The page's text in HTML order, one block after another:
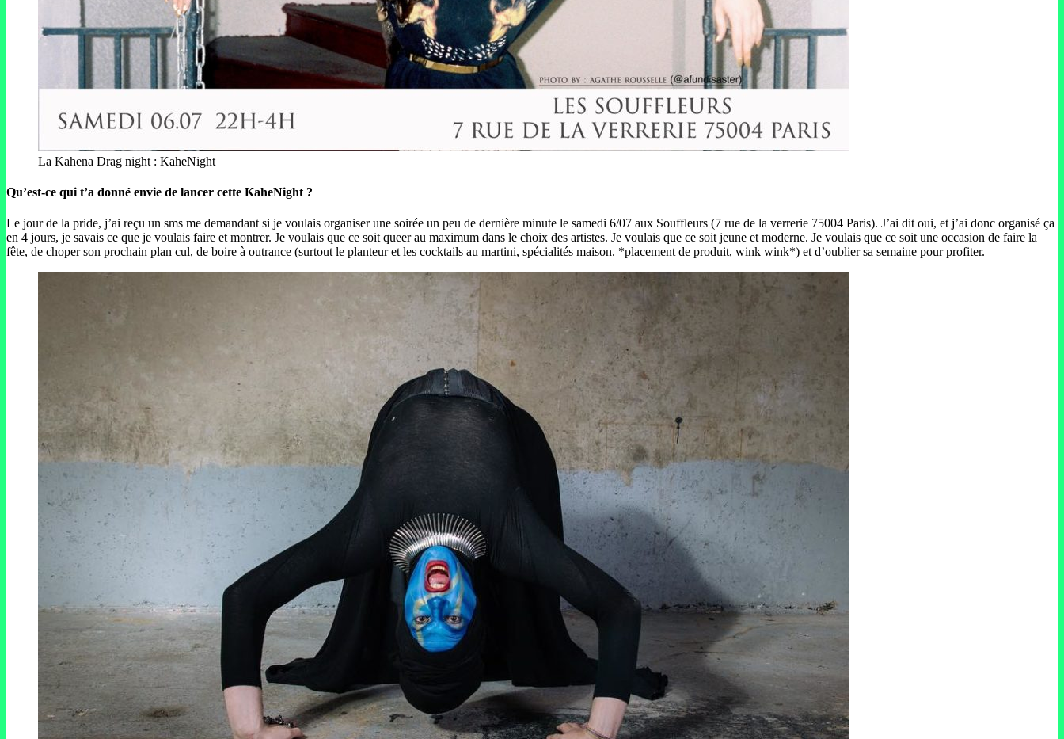
La Kahena Drag night : KaheNight
Qu’est-ce qui t’a donné envie de lancer cette KaheNight ?
Le jour de la pride, j’ai reçu un sms me demandant si je voulais organiser une soirée un peu de dernière minute le samedi 6/07 aux Souffleurs (7 rue de la verrerie 75004 Paris). J’ai dit oui, et j’ai donc organisé ça
en 4 jours, je savais ce que je voulais faire et montrer. Je voulais que ce soit queer au maximum dans le choix des artistes. Je voulais que ce soit jeune et moderne. Je voulais que ce soit une occasion de faire la
fête, de choper son prochain plan cul, de boire à outrance (surtout le planteur et les cocktails au martini, spécialités maison. *placement de produit, wink wink*) et d’oublier sa semaine pour profiter.